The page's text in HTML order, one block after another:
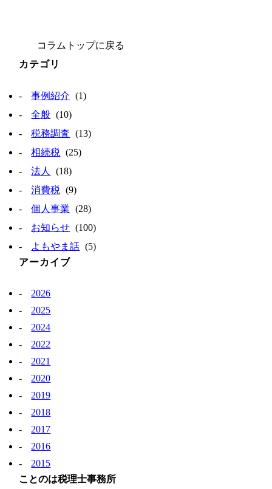
コラムトップに戻る
カテゴリ
事例紹介 (1)
全般 (10)
税務調査 (13)
相続税 (25)
法人
(18)
消費税 (9)
個人事業 (28)
お知らせ (100)
よもやま話 (5)
アーカイブ
2026
2025
2024
2022
2021
2020
2019
2018
2017
2016
2015
ことのは税理士事務所